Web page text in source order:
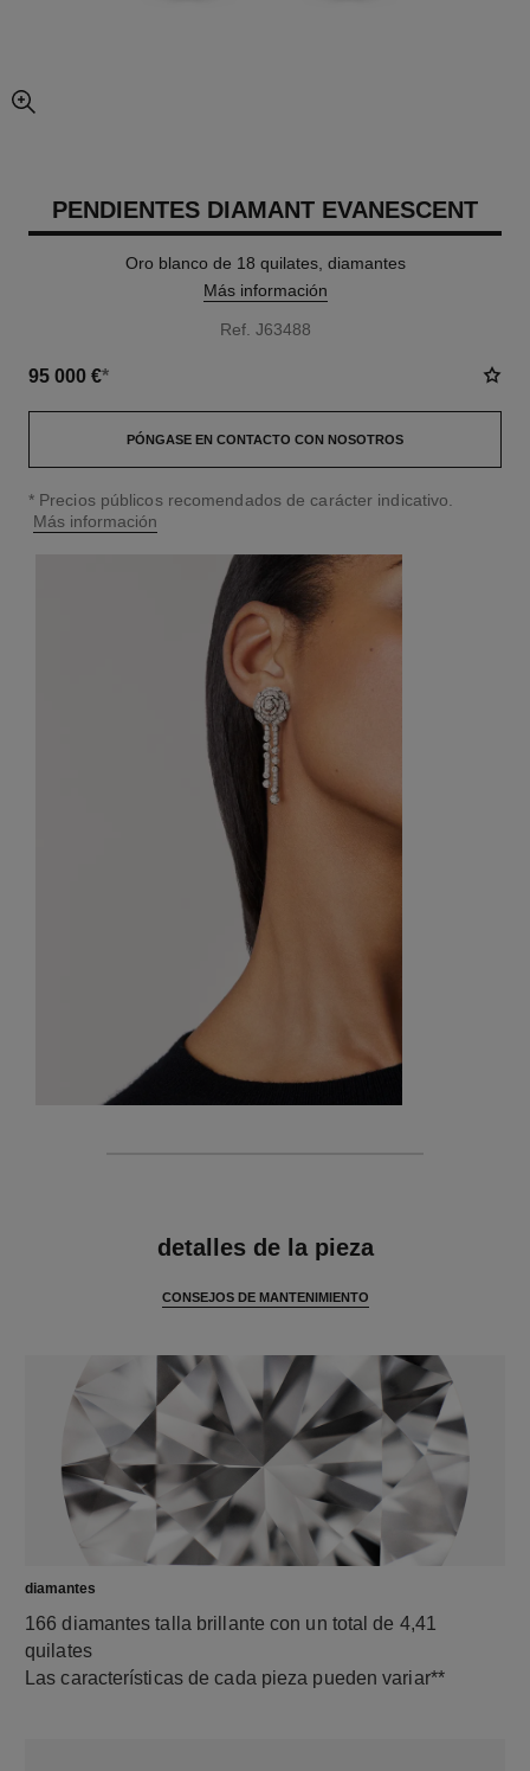
imagen agrandada
PENDIENTES DIAMANT EVANESCENT
Oro blanco de 18 quilates, diamantes
Más información
Ref. J63488
95 000 €*
PÓNGASE EN CONTACTO CON NOSOTROS
↩
* Precios públicos recomendados de carácter indicativo.
Más información
detalles de la pieza
CONSEJOS DE MANTENIMIENTO
diamantes
166 diamantes talla brillante con un total de 4,41
quilates
Las características de cada pieza pueden variar**